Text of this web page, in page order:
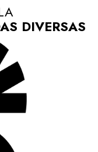
DIVERSAS